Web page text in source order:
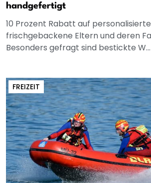
handgefertigt
10 Prozent Rabatt auf
frischgebackene Eltern und deren
Besonders gefragt sind bestickte W...
FREIZEIT